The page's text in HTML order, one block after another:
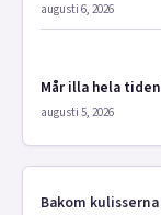
augusti 6, 2026
Mår illa hela
augusti 5, 2026
Bakom kulisserna